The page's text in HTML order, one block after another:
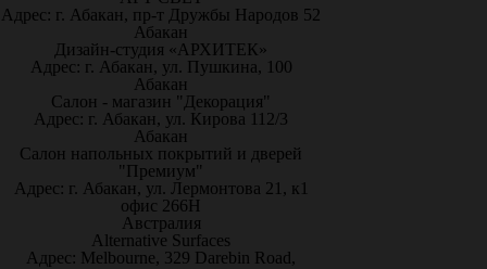
Адрес: г. Абакан, пр-т Дружбы Народов 52
Абакан
Дизайн-студия «АРХИТЕК»
Адрес: г. Абакан, ул. Пушкина, 100
Абакан
Салон - магазин "Декорация"
Адрес: г. Абакан, ул. Кирова 112/3
Абакан
Салон напольных покрытий и дверей
"Премиум"
Адрес: г. Абакан, ул. Лермонтова 21, к1
офис 266Н
Австралия
Alternative Surfaces
Адрес: Melbourne, 329 Darebin Road,